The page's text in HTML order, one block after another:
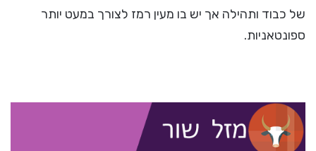
של כבוד ותהילה אך יש בו מעין רמז לצורך במעט יותר
ספונטאניות.